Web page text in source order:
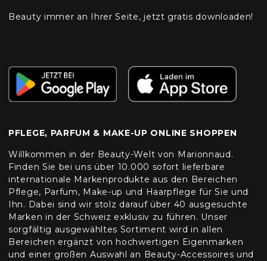
Beauty immer an Ihrer Seite, jetzt gratis downloaden!
PFLEGE, PARFUM & MAKE-UP ONLINE SHOPPEN
Willkommen in der Beauty-Welt von Marionnaud.
Finden Sie bei uns über 10.000 sofort lieferbare
internationale Markenprodukte aus den Bereichen
Pflege, Parfum, Make-up und Haarpflege für Sie und
Ihn. Dabei sind wir stolz darauf über 40 ausgesuchte
Marken in der Schweiz exklusiv zu führen. Unser
sorgfältig ausgewähltes Sortiment wird in allen
Bereichen ergänzt von hochwertigen Eigenmarken
und einer großen Auswahl an Beauty-Accessoires und